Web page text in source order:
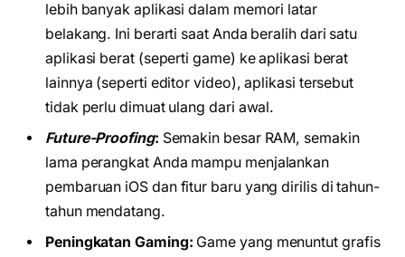
lebih banyak aplikasi dalam memori latar
belakang. Ini berarti saat Anda beralih dari satu
aplikasi berat (seperti game) ke aplikasi berat
lainnya (seperti editor video), aplikasi tersebut
tidak perlu dimuat ulang dari awal.
Future-Proofing: Semakin besar RAM, semakin
lama perangkat Anda mampu menjalankan
pembaruan iOS dan fitur baru yang dirilis di tahun-
tahun mendatang.
Peningkatan Gaming: Game yang menuntut grafis